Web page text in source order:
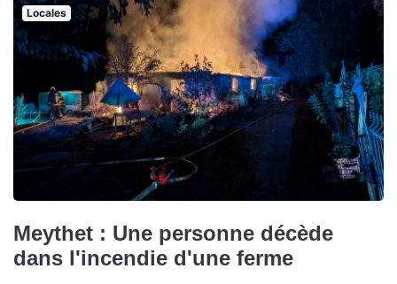
Locales
Meythet : Une personne décède
dans l'incendie d'une ferme